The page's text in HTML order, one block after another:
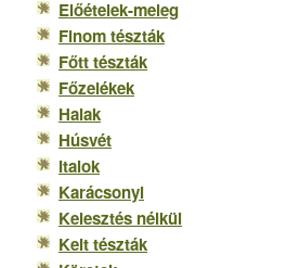
Előételek-meleg
Finom tészták
Főtt tészták
Főzelékek
Halak
Húsvét
Italok
Karácsonyi
Kelesztés nélkül
Kelt tészták